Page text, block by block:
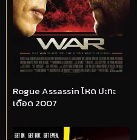
Rogue Assassin โหด ปะทะ
เดือด 2007